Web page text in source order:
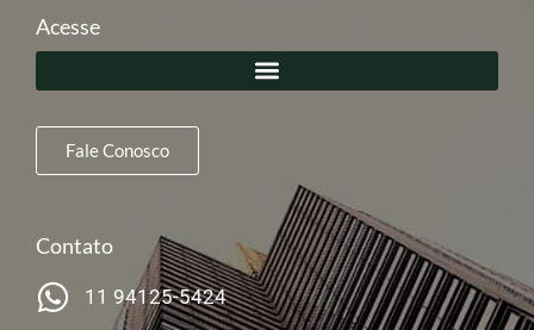
Acesse
Fale Conosco
Contato
11 94125-5424